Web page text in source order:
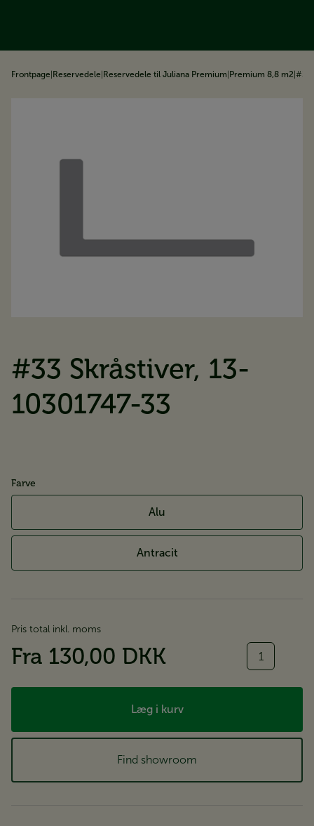
Frontpage Reservedele Reservedele til Juliana Premium Premium 8,8 m2 #33
#33 Skråstiver, 13-
10301747-33
Farve
Alu
Antracit
Pris total inkl. moms
Fra 130,00 DKK Antal
Læg i kurv
Find showroom